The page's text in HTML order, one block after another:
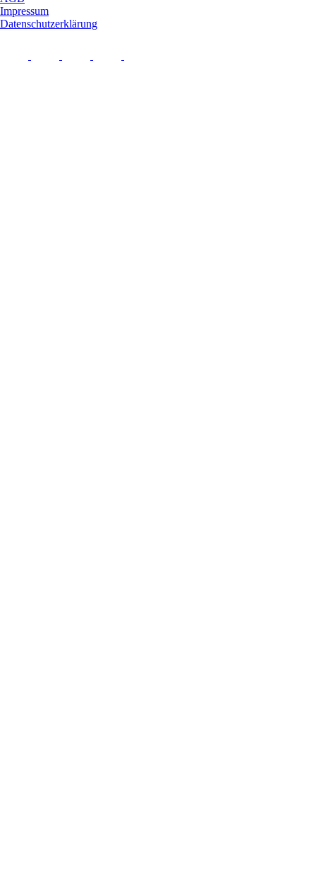
Impressum
Datenschutzerklärung